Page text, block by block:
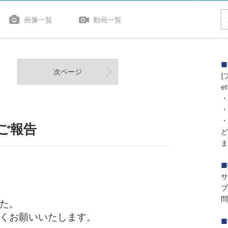
画像一覧 動画一覧
次ページ
報告
。
お願いいたします。
■
[
■
■